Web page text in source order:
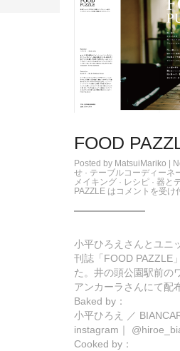
FOOD
Posted by MatsuiMariko |
せ · テーブルコーディーネ
メイキング · レシピ · 器と
PAZZLE は コメントを受け
小平ひろえさんとユニ
刊誌「FOOD PAZZLE
た。井の頭公園駅前の
アンカーラさんにて配
Baked by：
小平ひろえ ／
instagram｜
Cooked by：